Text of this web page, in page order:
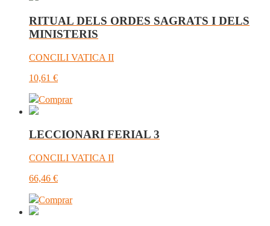
RITUAL DELS ORDES SAGRATS I DELS
MINISTERIS
CONCILI VATICA II
10,61 €
Comprar
LECCIONARI FERIAL 3
CONCILI VATICA II
66,46 €
Comprar